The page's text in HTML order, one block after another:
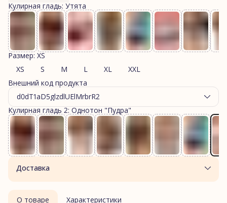
Кулирная гладь: Утята
Размер: XS
XS
S M L XL
XXL
Внешний код продукта
d0dT1aD5glzdlUElMrbrR2
Кулирная гладь 2: Однотон "Пудра"
Доставка
О товаре Характеристики